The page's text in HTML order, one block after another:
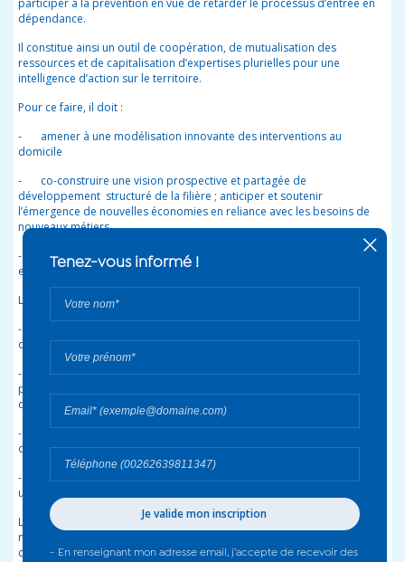
participer à la prévention en vue de retarder le processus d’entrée en
dépendance.
Il constitue ainsi un outil de coopération, de mutualisation des
ressources et de capitalisation d’expertises plurielles pour une
intelligence d’action sur le territoire.
Pour ce faire, il doit :
- amener à une modélisation innovante des interventions au
domicile
- co-construire une vision prospective et partagée de
développement structuré de la filière ; anticiper et soutenir
l’émergence de nouvelles économies en reliance avec les besoins de
nouveaux métiers
- resituer la personne et ses proches aidants au cœur des dispositifs
existants.
Les axes stratégiques privilégiés sont les suivants :
- continuité des parcours d’accompagnement (travailler au
décloisonnement des logiques sociales, médicosociales et sanitaires)
- renforcement de la qualité de service déployée en faveur des
publics cibles et anticipation des besoins à venir (équilibre offre /
demandes)
- lisibilité, clarté et efficience des dispositifs concourant au maintien à
domicile
- mise en reliance des actions et mutualisation des ressources dans
un contexte de tensions budgétaires.
Le GIP peut servir des aides sociales directes ou indirectes, selon les
modalités retenues : soit en prise en charge par ses membres, soit en
complément de celles de ses membres.